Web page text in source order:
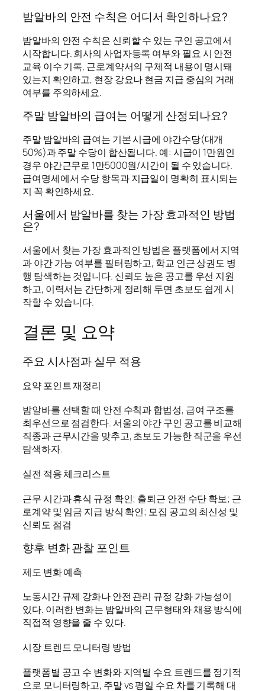
밤알바의 안전 수칙은 어디서 확인하나요?
밤알바의 안전 수칙은 신뢰할 수 있는 구인 공고에서
시작합니다. 회사의 사업자등록 여부와 필요 시 안전
교육 이수 기록, 근로계약서의 구체적 내용이 명시돼
있는지 확인하고, 현장 강요나 현금 지급 중심의 거래
여부를 주의하세요.
주말 밤알바의 급여는 어떻게 산정되나요?
주말 밤알바의 급여는 기본 시급에 야간수당(대개
50%)과 주말 수당이 합산됩니다. 예: 시급이 1만원인
경우 야간근무로 1만5000원/시간이 될 수 있습니다.
급여명세에서 수당 항목과 지급일이 명확히 표시되는
지 꼭 확인하세요.
서울에서 밤알바를 찾는 가장 효과적인 방법
은?
서울에서 찾는 가장 효과적인 방법은 플랫폼에서 지역
과 야간 가능 여부를 필터링하고, 학교 인근 상권도 병
행 탐색하는 것입니다. 신뢰도 높은 공고를 우선 지원
하고, 이력서는 간단하게 정리해 두면 초보도 쉽게 시
작할 수 있습니다.
결론 및 요약
주요 시사점과 실무 적용
요약 포인트 재정리
밤알바를 선택할 때 안전 수칙과 합법성, 급여 구조를
최우선으로 점검한다. 서울의 야간 구인 공고를 비교해
직종과 근무시간을 맞추고, 초보도 가능한 직군을 우선
탐색하자.
실전 적용 체크리스트
근무 시간과 휴식 규정 확인; 출퇴근 안전 수단 확보; 근
로계약 및 임금 지급 방식 확인; 모집 공고의 최신성 및
신뢰도 점검
향후 변화 관찰 포인트
제도 변화 예측
노동시간 규제 강화나 안전 관리 규정 강화 가능성이
있다. 이러한 변화는 밤알바의 근무형태와 채용 방식에
직접적 영향을 줄 수 있다.
시장 트렌드 모니터링 방법
플랫폼별 공고 수 변화와 지역별 수요 트렌드를 정기적
으로 모니터링하고, 주말 vs 평일 수요 차를 기록해 대